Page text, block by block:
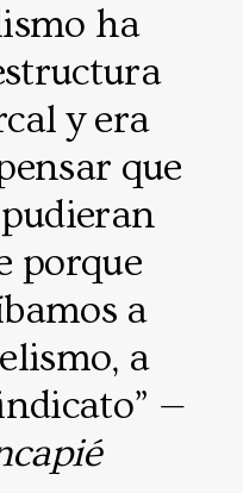
ha
y era
que
porque
a
a
—